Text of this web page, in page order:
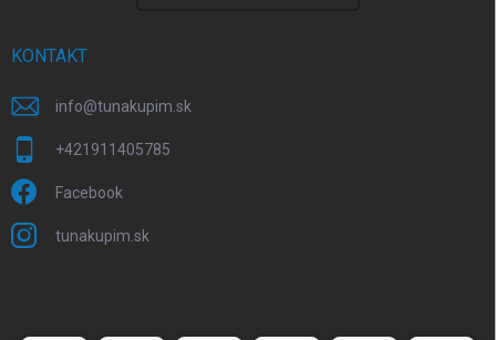
KONTAKT
info@tunakupim.sk
+421911405785
Facebook
tunakupim.sk